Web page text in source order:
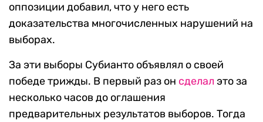
оппозиции добавил, что у него есть
доказательства многочисленных нарушений на
выборах.
За эти выборы Субианто объявлял о своей
победе трижды. В первый раз он сделал это за
несколько часов до оглашения
предварительных результатов выборов. Тогда